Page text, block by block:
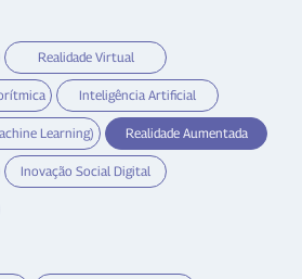
Realidade Virtual
Inteligência Artificial
Learning) Realidade Aumentada
Inovação Social Digital